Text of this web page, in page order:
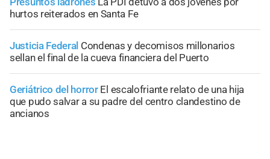
hurtos reiterados en Santa Fe
Justicia Federal Condenas y decomisos millonarios
sellan el final de la cueva financiera del Puerto
Geriátrico del horror El escalofriante relato de una hija
que pudo salvar a su padre del centro clandestino de
ancianos